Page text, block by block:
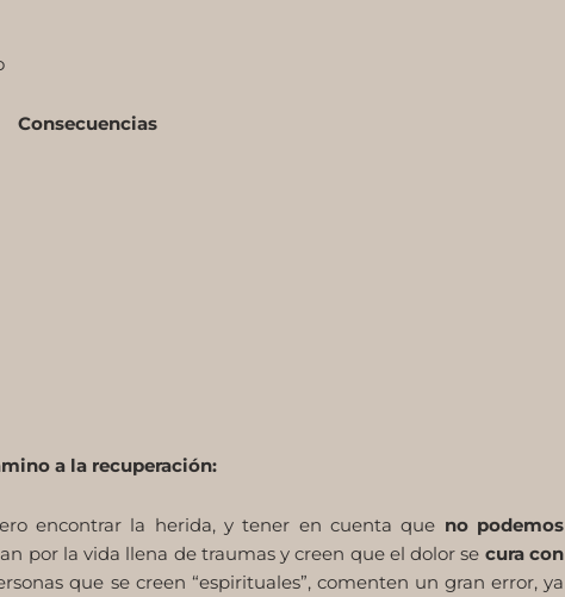
Consecuencias
a la recuperación:
encontrar la herida, y tener en cuenta que no podemos
por la vida llena de traumas y creen que el dolor se cura con
que se creen “espirituales”, comenten un gran error, ya